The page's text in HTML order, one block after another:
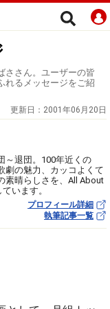
ささん。ユーザーの皆
れるメッセージをご紹
更新日： 2001年06月20日
～退団。100年近くの
劇の魅力、カッコよくて
素晴らしさを、All About
います。
プロフィール詳細
執筆記事一覧